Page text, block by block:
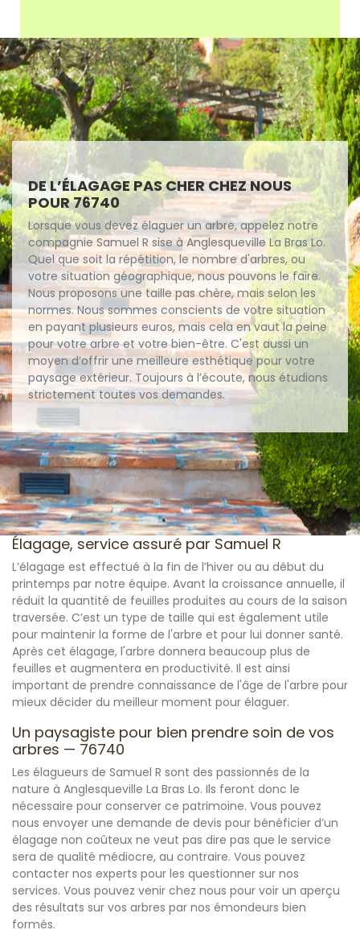
DE L’ÉLAGAGE PAS CHER CHEZ NOUS
POUR 76740
Lorsque vous devez élaguer un arbre, appelez notre
compagnie Samuel R sise à Anglesqueville La Bras Lo.
Quel que soit la répétition, le nombre d'arbres, ou
votre situation géographique, nous pouvons le faire.
Nous proposons une taille pas chère, mais selon les
normes. Nous sommes conscients de votre situation
en payant plusieurs euros, mais cela en vaut la peine
pour votre arbre et votre bien-être. C'est aussi un
moyen d’offrir une meilleure esthétique pour votre
paysage extérieur. Toujours à l’écoute, nous étudions
strictement toutes vos demandes.
Élagage, service assuré par Samuel R
L’élagage est effectué à la fin de l’hiver ou au début du
printemps par notre équipe. Avant la croissance annuelle, il
réduit la quantité de feuilles produites au cours de la saison
traversée. C’est un type de taille qui est également utile
pour maintenir la forme de l'arbre et pour lui donner santé.
Après cet élagage, l'arbre donnera beaucoup plus de
feuilles et augmentera en productivité. Il est ainsi
important de prendre connaissance de l'âge de l'arbre pour
mieux décider du meilleur moment pour élaguer.
Un paysagiste pour bien prendre soin de vos
arbres — 76740
Les élagueurs de Samuel R sont des passionnés de la
nature à Anglesqueville La Bras Lo. Ils feront donc le
nécessaire pour conserver ce patrimoine. Vous pouvez
nous envoyer une demande de devis pour bénéficier d’un
élagage non coûteux ne veut pas dire pas que le service
sera de qualité médiocre, au contraire. Vous pouvez
contacter nos experts pour les questionner sur nos
services. Vous pouvez venir chez nous pour voir un aperçu
des résultats sur vos arbres par nos émondeurs bien
formés.